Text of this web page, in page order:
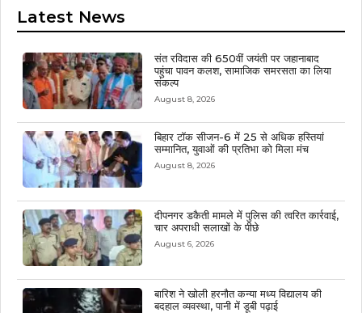
Latest News
संत रविदास की 650वीं जयंती पर जहानाबाद
पहुंचा पावन कलश, सामाजिक समरसता का लिया
संकल्प
August 8, 2026
बिहार टॉक सीजन-6 में 25 से अधिक हस्तियां
सम्मानित, युवाओं की प्रतिभा को मिला मंच
August 8, 2026
दीपनगर डकैती मामले में पुलिस की त्वरित कार्रवाई,
चार अपराधी सलाखों के पीछे
August 6, 2026
बारिश ने खोली हरनौत कन्या मध्य विद्यालय की
बदहाल व्यवस्था, पानी में डूबी पढ़ाई